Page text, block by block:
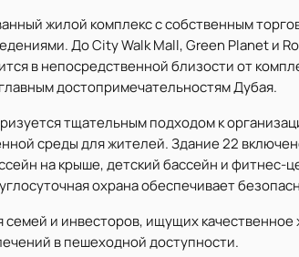
жилой комплекс с собственным
До City Walk Mall, Green Planet и
в непосредственной близости от
достопримечательностям Дубая.
тщательным подходом к
среды для жителей. Здание 22
на крыше, детский бассейн и фитнес-
охрана обеспечивает
семей и инвесторов, ищущих
в пешеходной доступности.